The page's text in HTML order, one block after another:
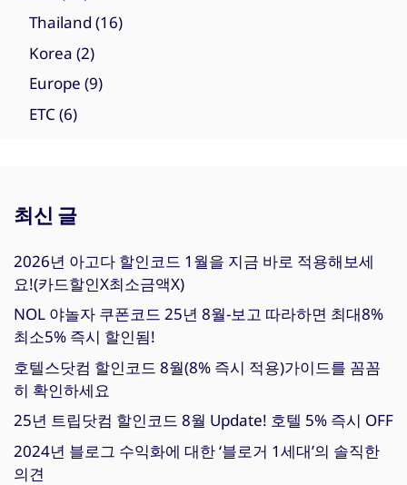
Thailand (16)
Korea (2)
Europe (9)
ETC (6)
최신 글
2026년 아고다 할인코드 1월을 지금 바로 적용해보세
요!(카드할인X최소금액X)
NOL 야놀자 쿠폰코드 25년 8월-보고 따라하면 최대8%
최소5% 즉시 할인됨!
호텔스닷컴 할인코드 8월(8% 즉시 적용)가이드를 꼼꼼
히 확인하세요
25년 트립닷컴 할인코드 8월 Update! 호텔 5% 즉시 OFF
2024년 블로그 수익화에 대한 ‘블로거 1세대’의 솔직한
의견